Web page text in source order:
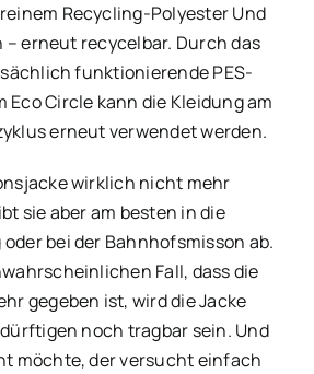
Recycling-Polyester Und
erneut recycelbar. Durch das
funktionierende PES-
Eco Circle kann die Kleidung am
erneut verwendet werden.
wirklich nicht mehr
sie aber am besten in die
bei der Bahnhofsmisson ab.
Fall, dass die
gegeben ist, wird die Jacke
noch tragbar sein. Und
möchte, der versucht einfach